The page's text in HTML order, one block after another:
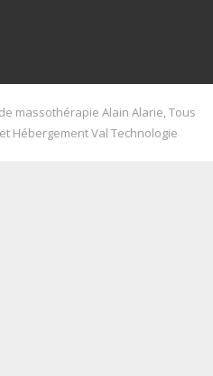
massothérapie Alain Alarie, Tous
Hébergement Val Technologie